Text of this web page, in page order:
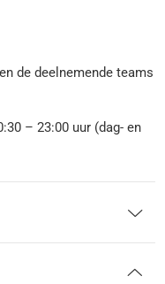
de deelnemende teams
– 23:00 uur (dag- en